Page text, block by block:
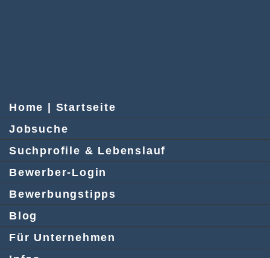
Home | Startseite
Jobsuche
Suchprofile & Lebenslauf
Bewerber-Login
Bewerbungstipps
Blog
Für Unternehmen